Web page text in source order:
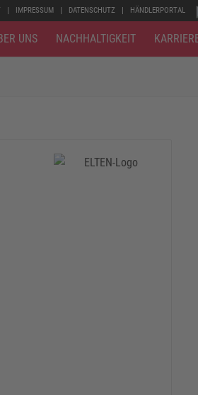
IMPRESSUM DATENSCHUTZ HÄNDLERPORTAL
UNS NACHHALTIGKEIT